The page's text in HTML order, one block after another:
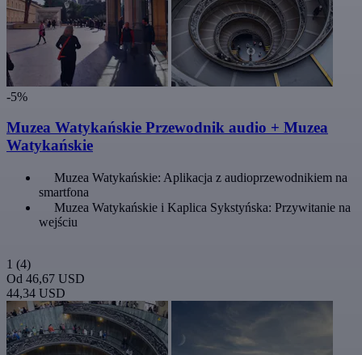
-5%
Muzea Watykańskie Przewodnik audio + Muzea
Watykańskie
Muzea Watykańskie: Aplikacja z audioprzewodnikiem na
smartfona
Muzea Watykańskie i Kaplica Sykstyńska: Przywitanie na
wejściu
1 (4)
Od 46,67 USD
44,34 USD